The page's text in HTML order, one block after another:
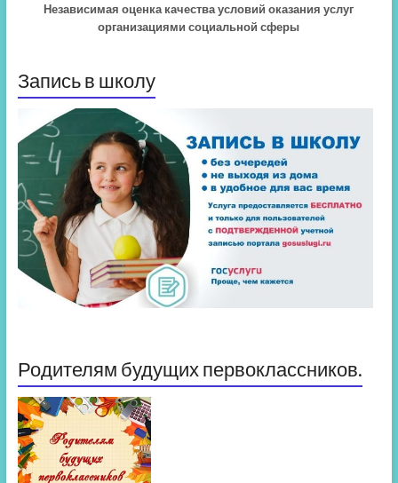
Независимая оценка качества условий оказания услуг
организациями социальной сферы
Запись в школу
Родителям будущих первоклассников.